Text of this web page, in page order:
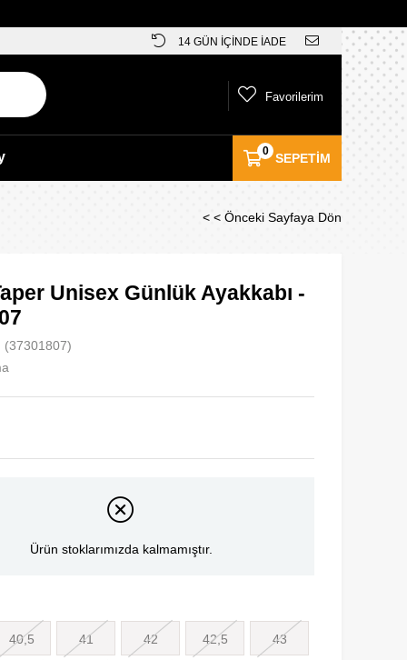
14 GÜN İÇİNDE İADE
SEPETIM
0
Favorilerim
< < Önceki Sayfaya Dön
Unisex Günlük Ayakkabı -
(37301807)
Ürün stoklarımızda kalmamıştır.
40,5 41 42 42,5 43